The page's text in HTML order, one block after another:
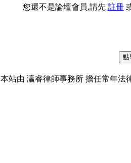
您還不是論壇會員,請先 註冊
本站由 瀛睿律師事務所 擔任常年法